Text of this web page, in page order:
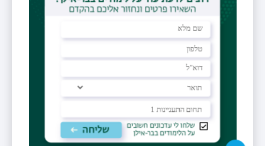
תחומי העניין המרכזיים שלי כוללים את
האופן שבו מבוגרים ומבוגרות
משתמשים בטכנולוגיה, מנהיגות בעידן
הדיגיטלי, קהילות מקוונות ותופעות כגון
JoMO (Joy of Missing Out).
כמרצה, אני נהנית במיוחד מהוראה
ומשילוב כלים דיגיטליים, יישומי בינה
מלאכותית ופעילויות למידה שיתופיות
בקורסים שלי. מחויבותי להוראה